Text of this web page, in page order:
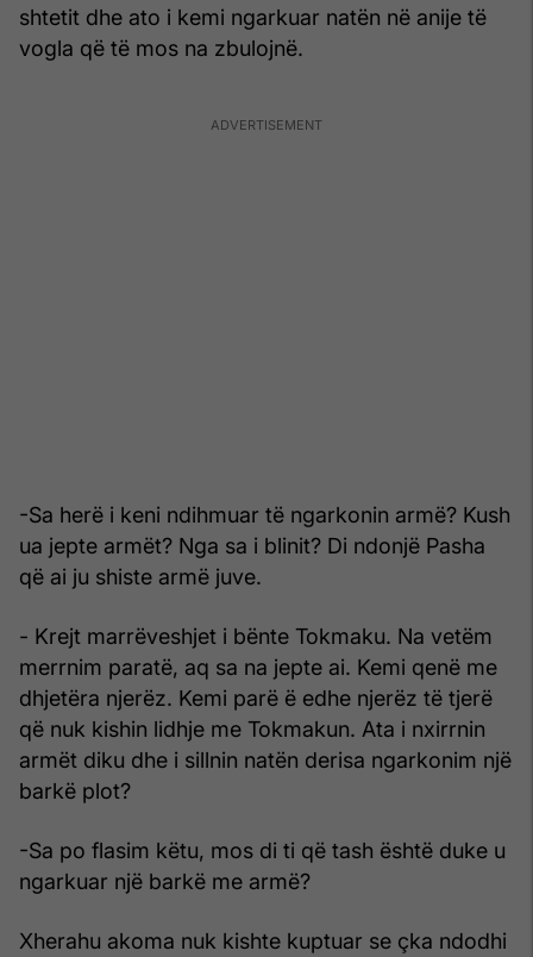
shtetit dhe ato i kemi ngarkuar natën në anije të
vogla që të mos na zbulojnë.
-Sa herë i keni ndihmuar të ngarkonin armë? Kush
ua jepte armët? Nga sa i blinit? Di ndonjë Pasha
që ai ju shiste armë juve.
- Krejt marrëveshjet i bënte Tokmaku. Na vetëm
merrnim paratë, aq sa na jepte ai. Kemi qenë me
dhjetëra njerëz. Kemi parë ë edhe njerëz të tjerë
që nuk kishin lidhje me Tokmakun. Ata i nxirrnin
armët diku dhe i sillnin natën derisa ngarkonim një
barkë plot?
-Sa po flasim këtu, mos di ti që tash është duke u
ngarkuar një barkë me armë?
Xherahu akoma nuk kishte kuptuar se çka ndodhi